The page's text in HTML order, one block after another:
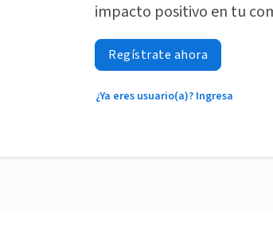
impacto positivo en tu
Regístrate ahora
¿Ya eres usuario(a)? Ingresa